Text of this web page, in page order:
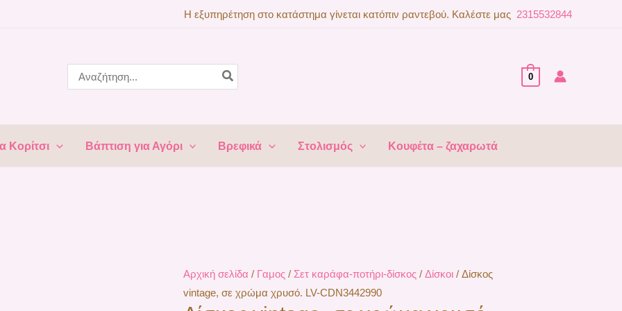
Η εξυπηρέτηση στο κατάστημα γίνεται κατόπιν ραντεβού. Καλέστε μας 2315532844
for:
0
Κορίτσι Βάπτιση για Αγόρι Βρεφικά Στολισμός Κουφέτα – ζαχαρωτά
Αρχική σελίδα / Γαμος / Σετ καράφα-ποτήρι-δίσκος / Δίσκοι / Δίσκος
vintage, σε χρώμα χρυσό. LV-CDN3442990
Δίσκος
χρώμα
ποσότητα